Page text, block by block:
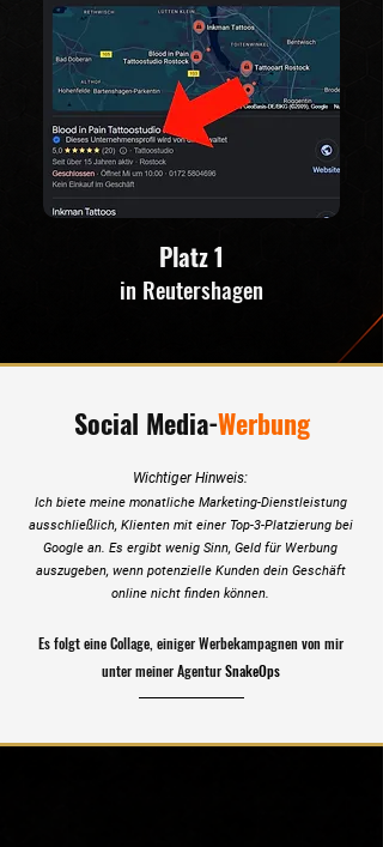
Platz 1
in Reutershagen
Social Media-Werbung
Wichtiger Hinweis:
Ich biete meine monatliche Marketing-Dienstleistung
ausschließlich, Klienten mit einer Top-3-Platzierung bei
Google an. Es ergibt wenig Sinn, Geld für Werbung
auszugeben, wenn potenzielle Kunden dein Geschäft
online nicht finden können.
Es folgt eine Collage, einiger Werbekampagnen von mir
unter meiner AgenturSnakeOps